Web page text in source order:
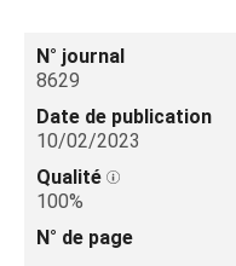
N° journal
8629
Date de publication
10/02/2023
Qualité
100%
N° de page